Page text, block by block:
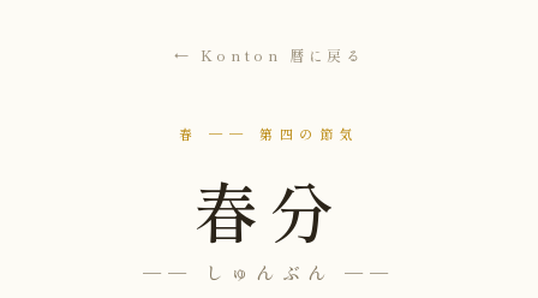
← Konton 暦に戻る
春 ── 第四の節気
春分
── しゅんぶん ──